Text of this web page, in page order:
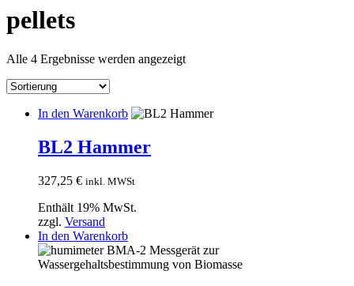
pellets
Alle 4 Ergebnisse werden angezeigt
In den Warenkorb
BL2 Hammer
327,25 € inkl. MWSt
Enthält 19% MwSt.
zzgl. Versand
In den Warenkorb